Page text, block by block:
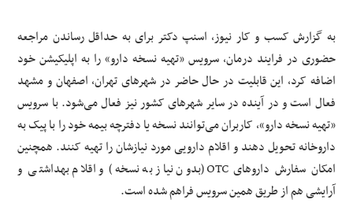
به گزارش کسب و کار نیوز، اسنپ دکتر برای به حداقل رساندن مراجعه
حضوری در فرایند درمان، سرویس «تهیه نسخه دارو» را به اپلیکیشن خود
اضافه کرد، این قابلیت در حال حاضر در شهرهای تهران، اصفهان و مشهد
فعال است و در آینده در سایر شهرهای کشور نیز فعال می‌شود. با سرویس
«تهیه نسخه دارو»، کاربران می‌توانند نسخه‌ یا دفترچه‌ بیمه خود را با پیک به
داروخانه تحویل دهند و اقلام دارویی مورد نیازشان را تهیه کنند. همچنین
امکان سفارش داروهای OTC (بدون نیاز به نسخه) و اقلام بهداشتی و
آرایشی هم از طریق همین سرویس فراهم شده است.